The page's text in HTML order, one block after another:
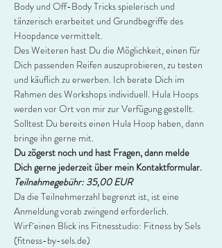
Body und Off-Body Tricks spielerisch und
tänzerisch erarbeitet und Grundbegriffe des
Hoopdance vermittelt.
Des Weiteren hast Du die Möglichkeit, einen für
Dich passenden Reifen auszuprobieren, zu testen
und käuflich zu erwerben. Ich berate Dich im
Rahmen des Workshops individuell. Hula Hoops
werden vor Ort von mir zur Verfügung gestellt.
Solltest Du bereits einen Hula Hoop haben, dann
bringe ihn gerne mit.
Du zögerst noch und hast Fragen, dann melde
Dich gerne jederzeit über mein Kontaktformular.
Teilnahmegebühr: 35,00 EUR
Da die Teilnehmerzahl begrenzt ist, ist eine
Anmeldung vorab zwingend erforderlich.
Wirf´einen Blick ins Fitnesstudio: Fitness by Sels
(fitness-by-sels.de)